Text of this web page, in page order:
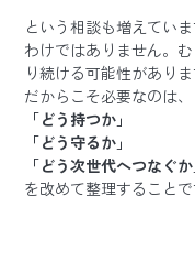
という相談も増えてい
わけではありません。
り続ける可能性がありま
だからこそ必要なのは、
「どう持つか」
「どう守るか」
「どう次世代へつなぐか
を改めて整理することで